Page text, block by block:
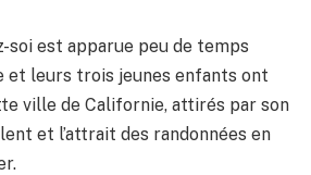
soi est apparue peu de temps
et leurs trois jeunes enfants ont
ville de Californie, attirés par son
et l’attrait des randonnées en